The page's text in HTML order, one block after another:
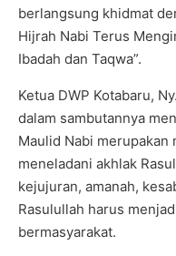
berlangsung khidmat
Hijrah Nabi Terus
Ibadah dan Taqwa”.
Ketua DWP Kotabaru,
dalam sambutannya
Maulid Nabi
meneladani akhlak
kejujuran, amanah,
Rasulullah harus
bermasyarakat.